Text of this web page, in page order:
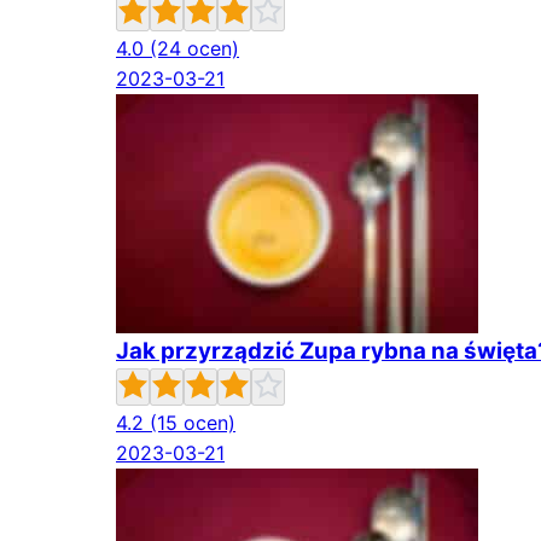
4.0 (24 ocen)
2023-03-21
Jak przyrządzić Zupa rybna na
4.2 (15 ocen)
2023-03-21